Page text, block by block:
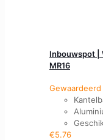
Inbouwspot |
MR16
Gewaardeerd
€5.76